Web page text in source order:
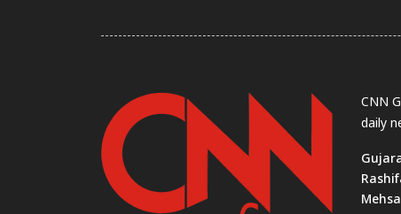
CNN
daily